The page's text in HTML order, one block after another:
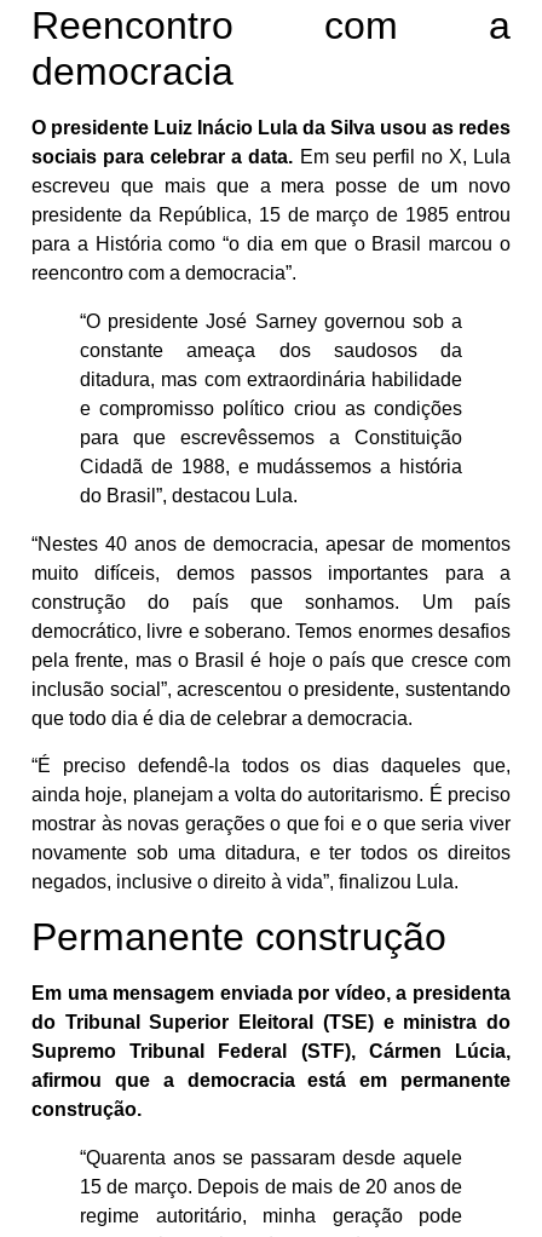
Reencontro com a
democracia
O presidente Luiz Inácio Lula da Silva usou as redes
sociais para celebrar a data. Em seu perfil no X, Lula
escreveu que mais que a mera posse de um novo
presidente da República, 15 de março de 1985 entrou
para a História como “o dia em que o Brasil marcou o
reencontro com a democracia”.
“O presidente José Sarney governou sob a
constante ameaça dos saudosos da
ditadura, mas com extraordinária habilidade
e compromisso político criou as condições
para que escrevêssemos a Constituição
Cidadã de 1988, e mudássemos a história
do Brasil”, destacou Lula.
“Nestes 40 anos de democracia, apesar de momentos
muito difíceis, demos passos importantes para a
construção do país que sonhamos. Um país
democrático, livre e soberano. Temos enormes desafios
pela frente, mas o Brasil é hoje o país que cresce com
inclusão social”, acrescentou o presidente, sustentando
que todo dia é dia de celebrar a democracia.
“É preciso defendê-la todos os dias daqueles que,
ainda hoje, planejam a volta do autoritarismo. É preciso
mostrar às novas gerações o que foi e o que seria viver
novamente sob uma ditadura, e ter todos os direitos
negados, inclusive o direito à vida”, finalizou Lula.
Permanente construção
Em uma mensagem enviada por vídeo, a presidenta
do Tribunal Superior Eleitoral (TSE) e ministra do
Supremo Tribunal Federal (STF), Cármen Lúcia,
afirmou que a democracia está em permanente
construção.
“Quarenta anos se passaram desde aquele
15 de março. Depois de mais de 20 anos de
regime autoritário, minha geração pode